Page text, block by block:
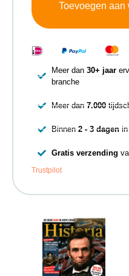
Toevoegen aan
Meer dan 30+ jaar
branche
Meer dan 7.000
Binnen 2 - 3 dagenin
Gratis verzending
Trustpilot